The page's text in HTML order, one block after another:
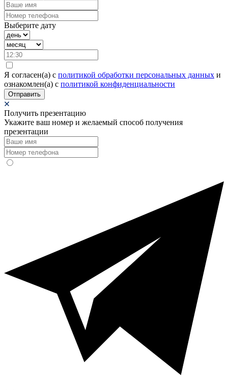
Выберите дату
Я согласен(а) c политикой обработки персональных данных и
ознакомлен(а) с политикой конфиденциальности
Отправить
Получить презентацию
Укажите ваш номер и желаемый способ получения
презентации